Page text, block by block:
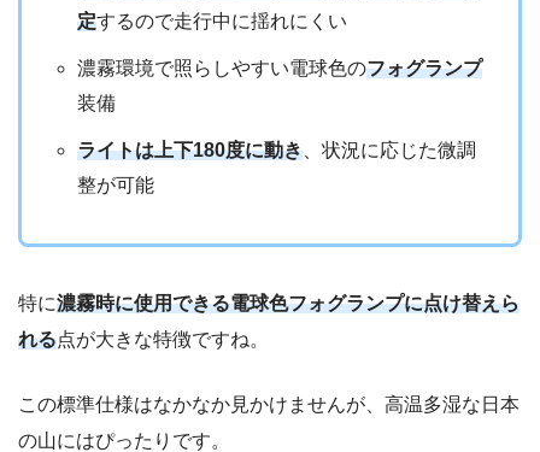
定するので走行中に揺れにくい
濃霧環境で照らしやすい電球色のフォグランプ
装備
ライトは上下180度に動き 、状況に応じた微調
整が可能
特に濃霧時に使用できる電球色フォグランプに点け替えら
れる点が大きな特徴ですね。
この標準仕様はなかなか見かけませんが、高温多湿な日本
の山にはぴったりです。